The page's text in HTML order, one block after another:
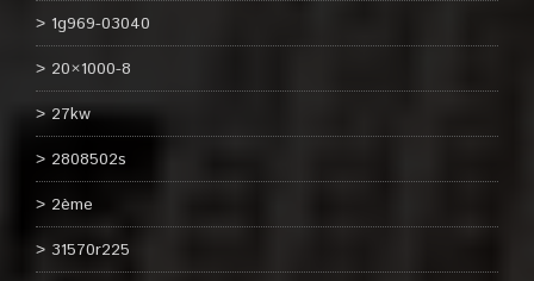
1g969-03040
20×1000-8
27kw
2808502s
2ème
31570r225